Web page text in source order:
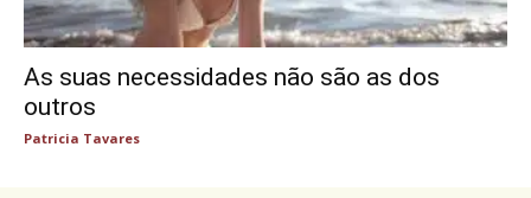
As suas necessidades não são as dos
outros
Patricia Tavares